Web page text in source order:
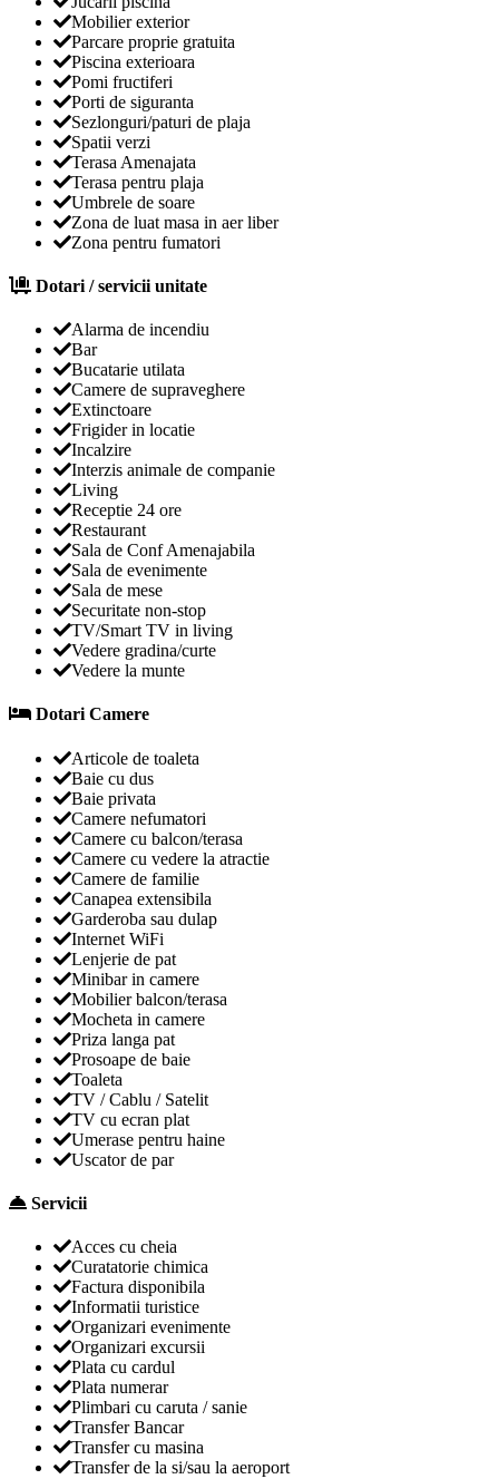
Mobilier exterior
Parcare proprie gratuita
Piscina exterioara
Pomi fructiferi
Porti de siguranta
Sezlonguri/paturi de plaja
Spatii verzi
Terasa Amenajata
Terasa pentru plaja
Umbrele de soare
Zona de luat masa in aer liber
Zona pentru fumatori
Dotari / servicii unitate
Alarma de incendiu
Bar
Bucatarie utilata
Camere de supraveghere
Extinctoare
Frigider in locatie
Incalzire
Interzis animale de companie
Living
Receptie 24 ore
Restaurant
Sala de Conf Amenajabila
Sala de evenimente
Sala de mese
Securitate non-stop
TV/Smart TV in living
Vedere gradina/curte
Vedere la munte
Dotari Camere
Articole de toaleta
Baie cu dus
Baie privata
Camere nefumatori
Camere cu balcon/terasa
Camere cu vedere la atractie
Camere de familie
Canapea extensibila
Garderoba sau dulap
Internet WiFi
Lenjerie de pat
Minibar in camere
Mobilier balcon/terasa
Mocheta in camere
Priza langa pat
Prosoape de baie
Toaleta
TV / Cablu / Satelit
TV cu ecran plat
Umerase pentru haine
Uscator de par
Servicii
Acces cu cheia
Curatatorie chimica
Factura disponibila
Informatii turistice
Organizari evenimente
Organizari excursii
Plata cu cardul
Plata numerar
Plimbari cu caruta / sanie
Transfer Bancar
Transfer cu masina
Transfer de la si/sau la aeroport